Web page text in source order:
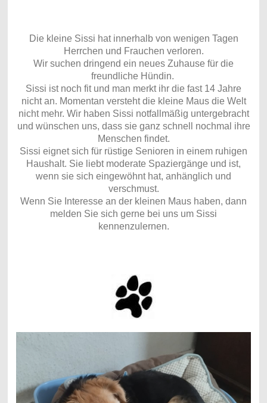
Die kleine Sissi hat innerhalb von wenigen Tagen
Herrchen und Frauchen verloren.
Wir suchen dringend ein neues Zuhause für die
freundliche Hündin.
Sissi ist noch fit und man merkt ihr die fast 14 Jahre
nicht an. Momentan versteht die kleine Maus die Welt
nicht mehr. Wir haben Sissi notfallmäßig untergebracht
und wünschen uns, dass sie ganz schnell nochmal ihre
Menschen findet.
Sissi eignet sich für rüstige Senioren in einem ruhigen
Haushalt. Sie liebt moderate Spaziergänge und ist,
wenn sie sich eingewöhnt hat, anhänglich und
verschmust.
Wenn Sie Interesse an der kleinen Maus haben, dann
melden Sie sich gerne bei uns um Sissi
kennenzulernen.